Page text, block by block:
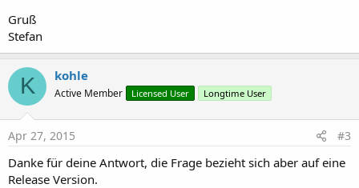
Gruß
Stefan
K kohle
Active Member Licensed User Longtime User
Apr 27, 2015 #3
Danke für deine Antwort, die Frage bezieht sich aber auf eine
Release Version.